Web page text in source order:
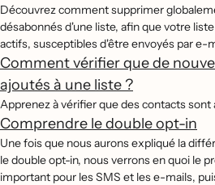
Découvrez comment supprimer
désabonnés d'une liste, afin que votre
actifs, susceptibles d'être envoyés par e-
Comment vérifier que de
ajoutés à une liste ?
Apprenez à vérifier que des contacts sont
Comprendre le double opt-in
Une fois que nous aurons expliqué la
le double opt-in, nous verrons en quoi le
important pour les SMS et les e-mails,